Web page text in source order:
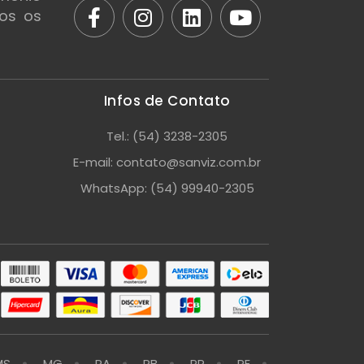
os
Infos de Contato
Tel.: (54) 3238-2305
E-mail: contato@sanviz.com.br
WhatsApp: (54) 99940-2305